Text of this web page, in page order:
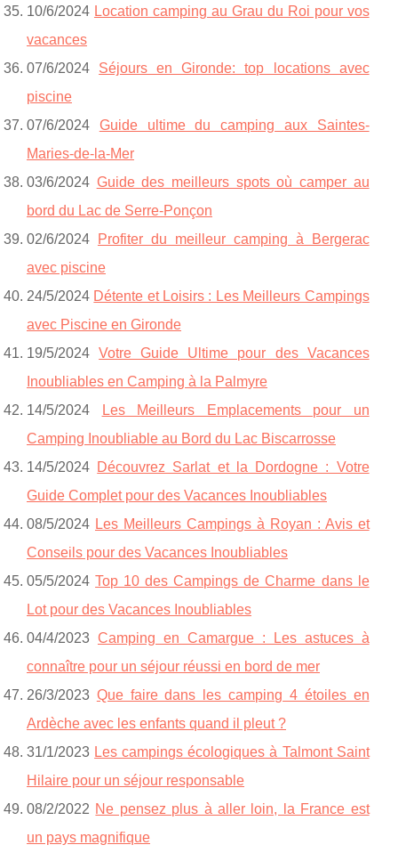
10/6/2024 Location camping au Grau du Roi pour vos
vacances
07/6/2024 Séjours en Gironde: top locations avec
piscine
07/6/2024 Guide ultime du camping aux Saintes-
Maries-de-la-Mer
03/6/2024 Guide des meilleurs spots où camper au
bord du Lac de Serre-Ponçon
02/6/2024
Profiter du meilleur camping à Bergerac
avec piscine
24/5/2024 Détente et Loisirs : Les Meilleurs Campings
avec Piscine en Gironde
19/5/2024Votre Guide Ultime pour des Vacances
Inoubliables en Camping à la Palmyre
14/5/2024
Les Meilleurs Emplacements pour un
Camping Inoubliable au Bord du Lac Biscarrosse
14/5/2024 Découvrez Sarlat et la Dordogne : Votre
Guide Complet pour des Vacances Inoubliables
08/5/2024 Les Meilleurs Campings à Royan : Avis et
Conseils pour des Vacances Inoubliables
05/5/2024Top 10 des Campings de Charme dans le
Lot pour des Vacances Inoubliables
04/4/2023 Camping en Camargue : Les astuces à
connaître pour un séjour réussi en bord de mer
26/3/2023 Que faire dans les camping 4 étoiles en
Ardèche avec les enfants quand il pleut ?
31/1/2023 Les campings écologiques à Talmont Saint
Hilaire pour un séjour responsable
08/2/2022 Ne pensez plus à aller loin, la France est
un pays magnifique